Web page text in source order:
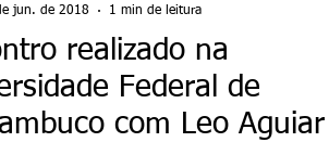
realizado na
Federal de
com Leo Aguiar
jun. de 2018
1 min de leitura